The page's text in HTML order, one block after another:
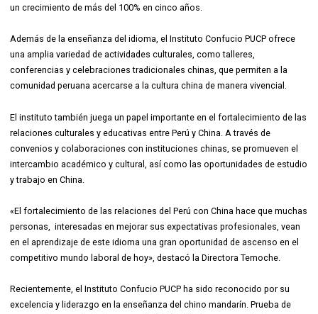
un crecimiento de más del 100% en cinco años.
Además de la enseñanza del idioma, el Instituto Confucio PUCP ofrece
una amplia variedad de actividades culturales, como talleres,
conferencias y celebraciones tradicionales chinas, que permiten a la
comunidad peruana acercarse a la cultura china de manera vivencial.
El instituto también juega un papel importante en el fortalecimiento de las
relaciones culturales y educativas entre Perú y China. A través de
convenios y colaboraciones con instituciones chinas, se promueven el
intercambio académico y cultural, así como las oportunidades de estudio
y trabajo en China.
«El fortalecimiento de las relaciones del Perú con China hace que muchas
personas, interesadas en mejorar sus expectativas profesionales, vean
en el aprendizaje de este idioma una gran oportunidad de ascenso en el
competitivo mundo laboral de hoy», destacó la Directora Temoche.
Recientemente, el Instituto Confucio PUCP ha sido reconocido por su
excelencia y liderazgo en la enseñanza del chino mandarín. Prueba de